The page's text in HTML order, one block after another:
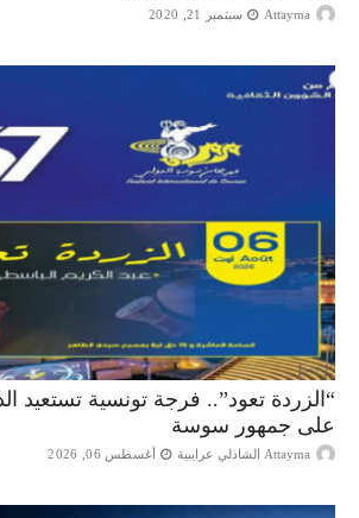
Attayma سبتمبر 21, 2020
“الزردة تعود”.. فرجة تونسية تستعيد
على جمهور سوسة
Attayma الشاذلي عرايبية أغسطس 06, 2026